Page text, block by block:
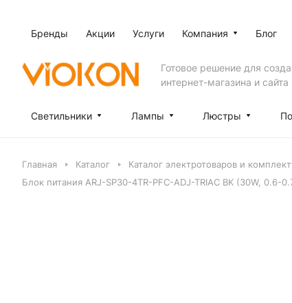
Бренды Акции Услуги Компания Блог
Готовое решение для
интернет-магазина и сайта
Светильники Лампы Люстры
Главная Каталог Каталог электротоваров и
Блок питания ARJ-SP30-4TR-PFC-ADJ-TRIAC BK (30W,